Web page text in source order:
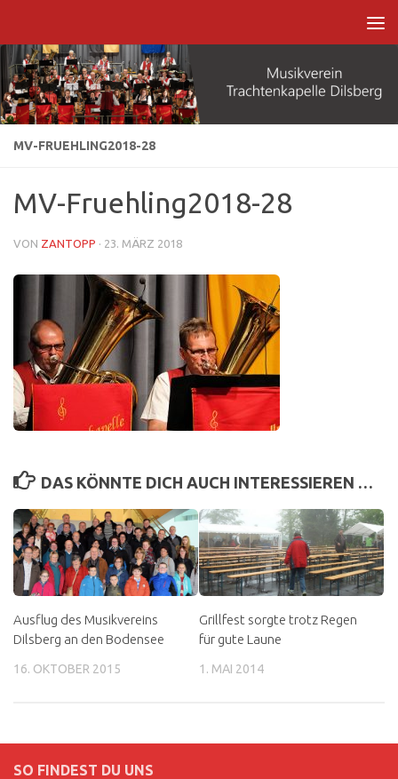
MV-FRUEHLING2018-28
MV-Fruehling2018-28
VON ZANTOPP · 23. MÄRZ 2018
DAS KÖNNTE DICH AUCH INTERESSIEREN …
Ausflug des Musikvereins
Dilsberg an den Bodensee
16. OKTOBER 2015
Grillfest sorgte trotz Regen
für gute Laune
1. MAI 2014
SO FINDEST DU UNS